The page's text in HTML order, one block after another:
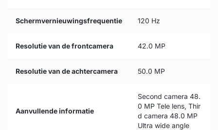
Schermvernieuwingsfrequentie 120 Hz
Resolutie van de frontcamera 42.0 MP
Resolutie van de achtercamera 50.0 MP
Aanvullende informatie
Second camera 48.
0 MP Tele lens, Thir
d camera 48.0 MP
Ultra wide angle